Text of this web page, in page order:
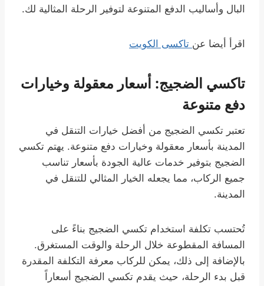
البال وأساليب الدفع المتنوعة لتوفير الرحلة المثالية لك.
اقرأ أيضا عن تاكسى الكويت
تاكسي الضجيج: أسعار معقولة وخيارات
دفع متنوعة
تعتبر تكسي الضجيج من أفضل خيارات التنقل في
المدينة بأسعار معقولة وخيارات دفع متنوعة. يهتم تكسي
الضجيج بتوفير خدمات عالية الجودة بأسعار تناسب
جميع الركاب، مما يجعله الخيار المثالي للتنقل في
المدينة.
تُحتسب تكلفة استخدام تكسي الضجيج بناءً على
المسافة المقطوعة خلال الرحلة والوقت المستغرق.
بالإضافة إلى ذلك، يمكن للركاب معرفة التكلفة المقدرة
قبل بدء الرحلة، حيث يقدم تكسي الضجيج أسعاراً